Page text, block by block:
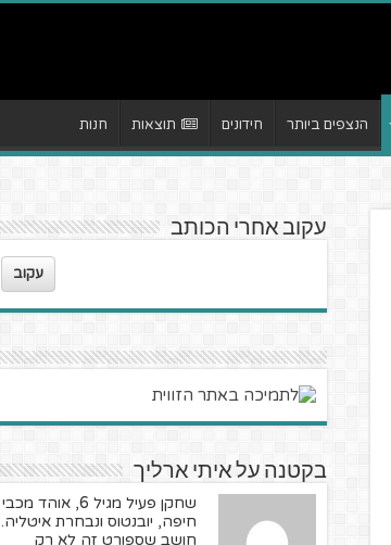
הנצפים ביותר חידונים תוצאות חנות
עקוב אחרי הכותב
עקוב
בקטנה על איתי ארליך
שחקן פעיל מגיל 6, אוהד מכבי
חיפה, יובנטוס ונבחרת איטליה.
חושב שספורט זה לא רק